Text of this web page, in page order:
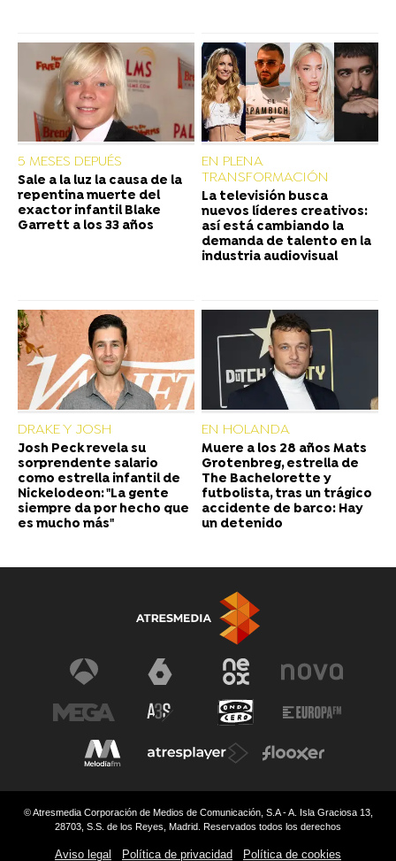
5 MESES DEPUÉS
Sale a la luz la causa de la
repentina muerte del
exactor infantil Blake
Garrett a los 33 años
EN PLENA
TRANSFORMACIÓN
La televisión busca
nuevos líderes creativos:
así está cambiando la
demanda de talento en la
industria audiovisual
DRAKE Y JOSH
Josh Peck revela su
sorprendente salario
como estrella infantil de
Nickelodeon: "La gente
siempre da por hecho que
es mucho más"
EN HOLANDA
Muere a los 28 años Mats
Grotenbreg, estrella de
The Bachelorette y
futbolista, tras un trágico
accidente de barco: Hay
un detenido
© Atresmedia Corporación de Medios de Comunicación, S.A - A. Isla Graciosa 13,
28703, S.S. de los Reyes, Madrid. Reservados todos los derechos
Aviso legal Política de privacidad Política de cookies